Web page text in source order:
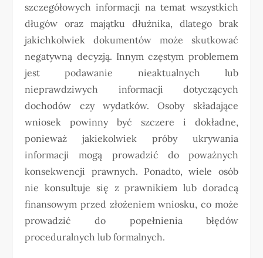
szczegółowych informacji na temat wszystkich
długów oraz majątku dłużnika, dlatego brak
jakichkolwiek dokumentów może skutkować
negatywną decyzją. Innym częstym problemem
jest podawanie nieaktualnych lub
nieprawdziwych informacji dotyczących
dochodów czy wydatków. Osoby składające
wniosek powinny być szczere i dokładne,
ponieważ jakiekolwiek próby ukrywania
informacji mogą prowadzić do poważnych
konsekwencji prawnych. Ponadto, wiele osób
nie konsultuje się z prawnikiem lub doradcą
finansowym przed złożeniem wniosku, co może
prowadzić do popełnienia błędów
proceduralnych lub formalnych.